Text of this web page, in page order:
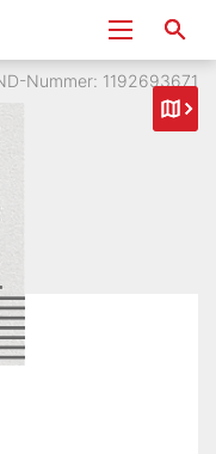
Nummer: 1192693671